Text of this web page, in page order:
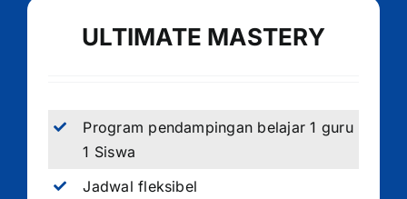
ULTIMATE MASTERY
Program pendampingan belajar 1 guru
1 Siswa
Jadwal fleksibel